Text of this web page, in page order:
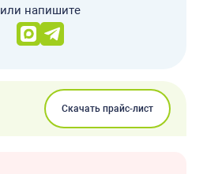
или напишите
Скачать прайс-лист